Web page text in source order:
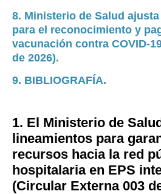
8. Ministerio de Salud
para el reconocimiento y
vacunación contra COVID-
de 2026).
9. BIBLIOGRAFÍA.
1. El Ministerio de
lineamientos para
recursos hacia la red
hospitalaria en EPS
(Circular Externa 003